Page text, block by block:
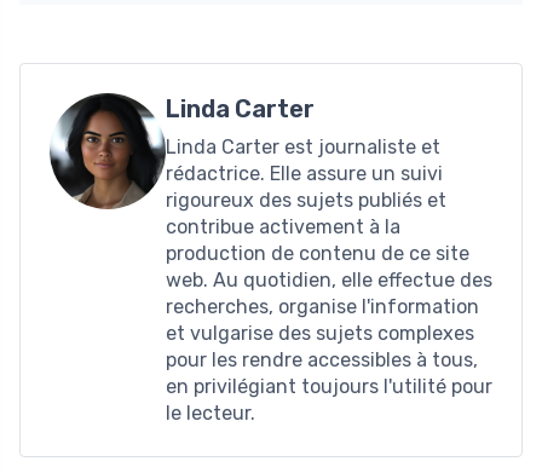
Linda Carter
Linda Carter est journaliste et
rédactrice. Elle assure un suivi
rigoureux des sujets publiés et
contribue activement à la
production de contenu de ce site
web. Au quotidien, elle effectue des
recherches, organise l'information
et vulgarise des sujets complexes
pour les rendre accessibles à tous,
en privilégiant toujours l'utilité pour
le lecteur.